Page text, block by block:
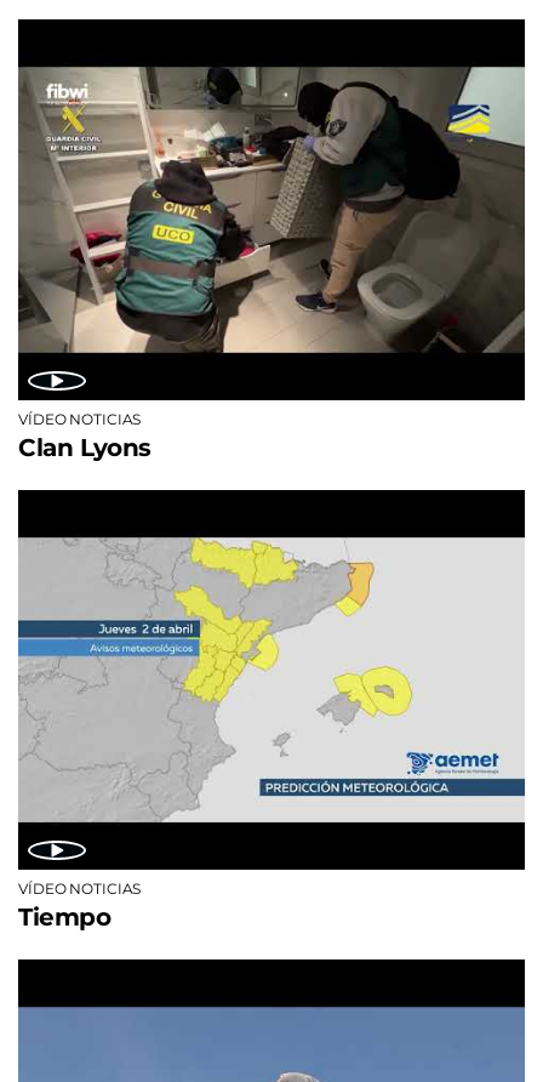
VÍDEO NOTICIAS
Clan Lyons
VÍDEO NOTICIAS
Tiempo